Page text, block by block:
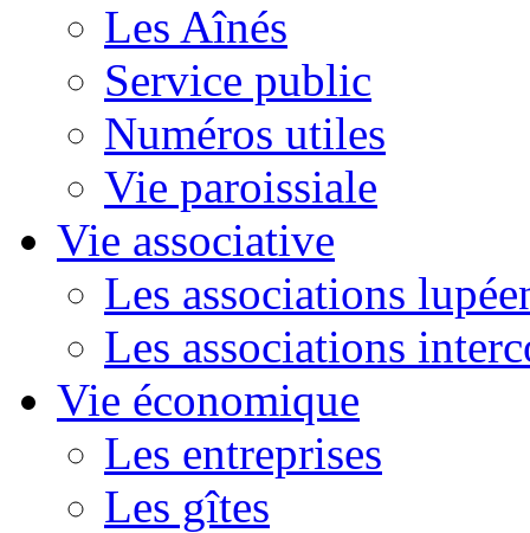
Les Aînés
Service public
Numéros utiles
Vie paroissiale
Vie associative
Les associations
Les associations
Vie économique
Les entreprises
Les gîtes